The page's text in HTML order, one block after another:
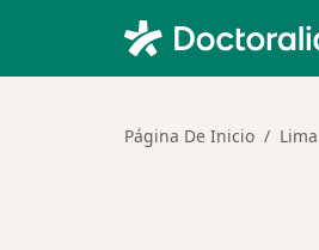
Página De Inicio Lima